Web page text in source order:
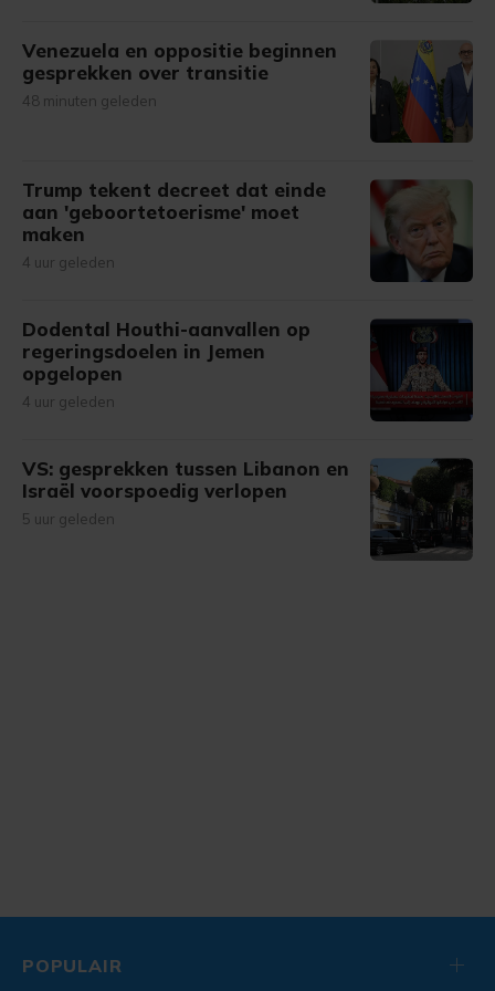
Venezuela en oppositie beginnen
gesprekken over transitie
48 minuten geleden
Trump tekent decreet dat einde
aan 'geboortetoerisme' moet
maken
4 uur geleden
Dodental Houthi-aanvallen op
regeringsdoelen in Jemen
opgelopen
4 uur geleden
VS: gesprekken tussen Libanon en
Israël voorspoedig verlopen
5 uur geleden
POPULAIR